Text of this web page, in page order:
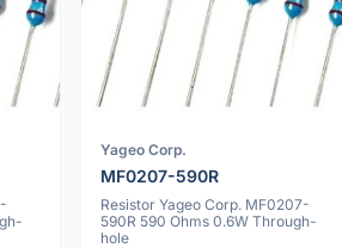
Yageo Corp.
MF0207-590R
Resistor Yageo Corp. MF0207-
590R 590 Ohms 0.6W Through-
hole